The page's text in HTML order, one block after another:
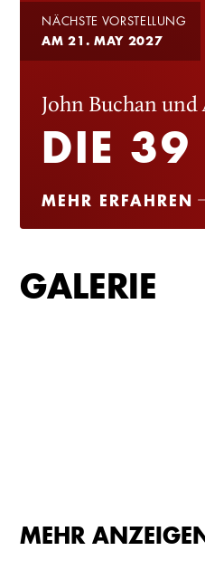
NÄCHSTE VORSTELLUNG
AM 21. MAY 2027
John Buchan
DIE 39
MEHR ERFAHREN
GALERIE
MEHR